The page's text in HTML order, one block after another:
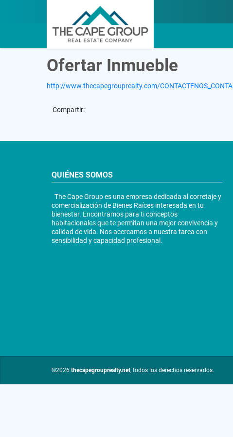
Ofertar Inmueble
http://www.thecapegrouprealty.com/
Compartir:
QUIÉNES SOMOS
The Cape Group es una empresa dedicada al corretaje y
comercialización de Bienes Raíces interesada en tu
bienestar. Encontramos para ti conceptos
habitacionales que te permitan una mejor convivencia y
calidad de vida. Nos acercamos a nuestra tarea con
sensibilidad y capacidad profesional.
©2026 thecapegrouprealty.net, todos los derechos reservados.